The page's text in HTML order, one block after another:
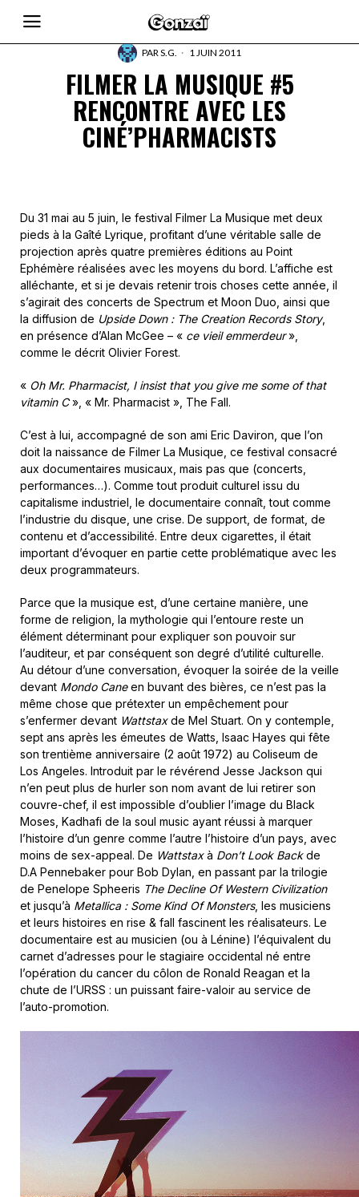
PARS.G. 1 JUIN 2011
FILMER LA MUSIQUE #5
RENCONTRE AVEC LES
CINÉ’PHARMACISTS
Du 31 mai au 5 juin, le festival Filmer La Musique met deux
pieds à la Gaîté Lyrique, profitant d’une véritable salle de
projection après quatre premières éditions au Point
Ephémère réalisées avec les moyens du bord. L’affiche est
alléchante, et si je devais retenir trois choses cette année, il
s’agirait des concerts de Spectrum et Moon Duo, ainsi que
la diffusion de Upside Down : The Creation Records Story,
en présence d’Alan McGee – « ce vieil emmerdeur»,
comme le décrit Olivier Forest.
« Oh Mr. Pharmacist, I insist that you give me some of that
vitamin C», « Mr. Pharmacist », The Fall.
C’est à lui, accompagné de son ami Eric Daviron, que l’on
doit la naissance de Filmer La Musique, ce festival consacré
aux documentaires musicaux, mais pas que (concerts,
performances…). Comme tout produit culturel issu du
capitalisme industriel, le documentaire connaît, tout comme
l’industrie du disque, une crise. De support, de format, de
contenu et d’accessibilité. Entre deux cigarettes, il était
important d’évoquer en partie cette problématique avec les
deux programmateurs.
Parce que la musique est, d’une certaine manière, une
forme de religion, la mythologie qui l’entoure reste un
élément déterminant pour expliquer son pouvoir sur
l’auditeur, et par conséquent son degré d’utilité culturelle.
Au détour d’une conversation, évoquer la soirée de la veille
devant Mondo Caneen buvant des bières, ce n’est pas la
même chose que prétexter un empêchement pour
s’enfermer devant Wattstaxde Mel Stuart. On y contemple,
sept ans après les émeutes de Watts, Isaac Hayes qui fête
son trentième anniversaire (2 août 1972) au Coliseum de
Los Angeles. Introduit par le révérend Jesse Jackson qui
n’en peut plus de hurler son nom avant de lui retirer son
couvre-chef, il est impossible d’oublier l’image du Black
Moses, Kadhafi de la soul music ayant réussi à marquer
l’histoire d’un genre comme l’autre l’histoire d’un pays, avec
moins de sex-appeal. De Wattstaxà Don’t Look Backde
D.A Pennebaker pour Bob Dylan, en passant par la trilogie
de Penelope Spheeris The Decline Of Western Civilization
et jusqu’à Metallica : Some Kind Of Monsters, les musiciens
et leurs histoires en rise & fall fascinent les réalisateurs. Le
documentaire est au musicien (ou à Lénine) l’équivalent du
carnet d’adresses pour le stagiaire occidental né entre
l’opération du cancer du côlon de Ronald Reagan et la
chute de l’URSS : un puissant faire-valoir au service de
l’auto-promotion.